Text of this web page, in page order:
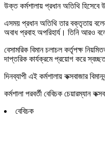
উক্ত কর্মশালায় প্রধান অতিথি হিসেবে
এসময় প্রধান অতিথি তার বক্তৃতায়
অবাধ প্রবাহ অপরিহার্য। তিনি আরও
বেসামরিক বিমান চলাচল কর্তৃপক্ষ
দাপ্তরিক কার্যক্রমে প্রয়োগ করে
দিনব্যাপী এই কর্মশালায় কক্সবাজার
কর্মশালা পরবর্তী বেবিচক চেয়ারম্যান
বেবিচক